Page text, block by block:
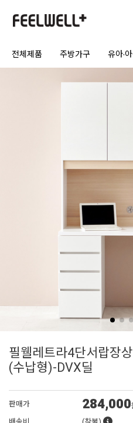
전체제품 주방가구 유아·
필웰레트라4단서랍장
(수납형)-DVX딜
판매가 284,000